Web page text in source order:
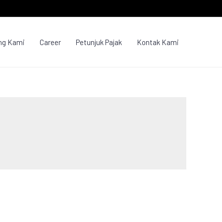
Kami Career Petunjuk Pajak Kontak Kami